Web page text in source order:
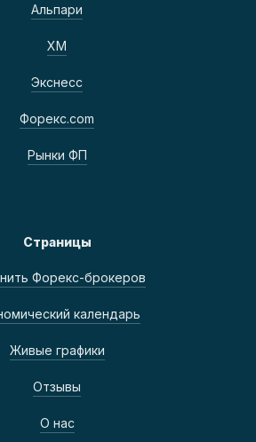
Альпари
ХМ
Экснесс
Форекс.com
Рынки ФП
Страницы
Форекс-брокеров
календарь
Живые графики
Отзывы
О нас